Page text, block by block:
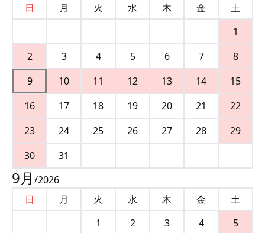
日
月 火 水 木 金
土
1
2
3 4 5 6 7
8
9
10 11 12 13 14
15
16
17 18 19 20 21
22
23
24 25 26 27 28
29
30
31
9月 /2026
日
月 火 水 木 金
土
1
2 3 4
5